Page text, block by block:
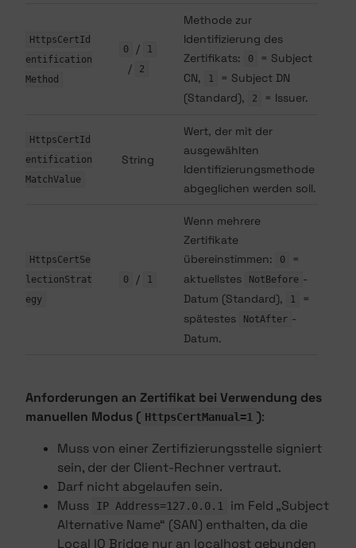
HttpsCertId
entification
Method
0 / 1
/ 2
Methode zur
Identifizierung des
Zertifikats:
0
= Subject
CN,
1
= Subject DN
(Standard),
2 = Issuer.
HttpsCertId
entification
MatchValue
String
Wert, der mit der
ausgewählten
Identifizierungsmethode
abgeglichen werden soll.
HttpsCertSe
lectionStrat
egy
0 / 1
Wenn mehrere
Zertifikate
übereinstimmen:
0
=
aktuellstes
NotBefore -
Datum (Standard),
1
=
spätestes
NotAfter -
Datum.
Anforderungen an Zertifikat bei Verwendung des
manuellen Modus ( HttpsCertManual=1 ):
Muss von einer Zertifizierungsstelle signiert
sein, der der Client-Rechner vertraut.
Darf nicht abgelaufen sein.
Muss
IP Address=127.0.0.1
im Feld „Subject
Alternative Name“ (SAN) enthalten, da die
Local IO Bridge nur an localhost gebunden